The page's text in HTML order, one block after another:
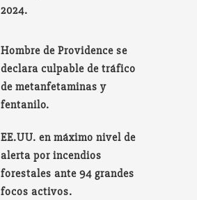
2024.
Hombre de Providence se
declara culpable de tráfico
de metanfetaminas y
fentanilo.
EE.UU. en máximo nivel de
alerta por incendios
forestales ante 94 grandes
focos activos.